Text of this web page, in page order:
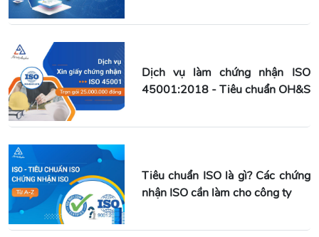
Dịch vụ làm chứng nhận ISO
45001:2018 - Tiêu chuẩn OH&S
Tiêu chuẩn ISO là gì? Các chứng
nhận ISO cần làm cho công ty